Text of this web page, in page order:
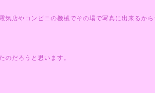
気店やコンビニの機械でその場で写真に出来るから
のだろうと思います。